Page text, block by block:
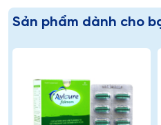
Sản phẩm dành cho